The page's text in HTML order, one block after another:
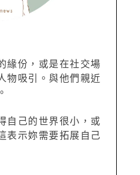
緣份，或是在社交場
物吸引。與他們親近
自己的世界很小，或
表示妳需要拓展自己